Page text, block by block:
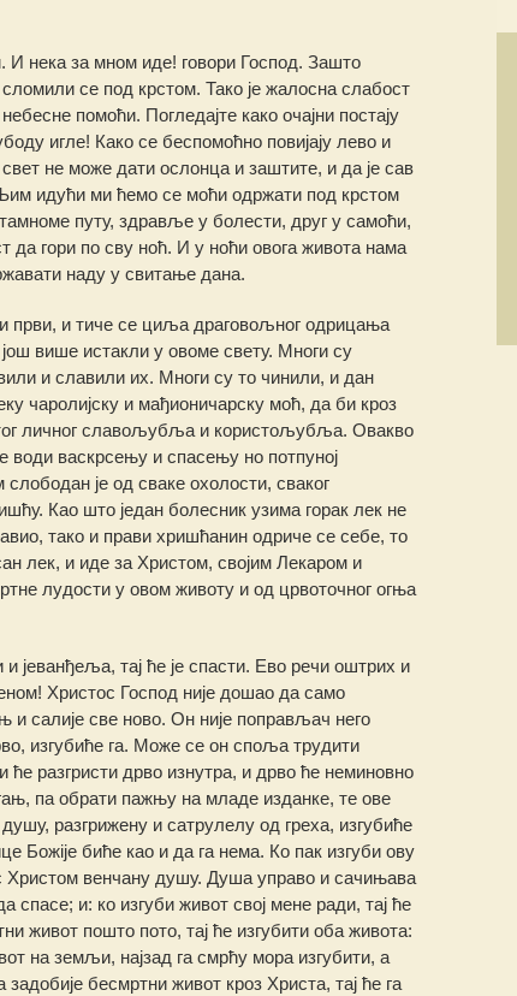
нека за мном иде! говори Господ. Зашто
се под крстом. Тако је жалосна слабост
помоћи. Погледајте како очајни постају
игле! Како се беспомоћно повијају лево и
не може дати ослонца и заштите, и да је сав
идући ми ћемо се моћи одржати под крстом
путу, здравље у болести, друг у самоћи,
да гори по сву ноћ. И у ноћи овога живота нама
наду у свитање дана.
и први, и тиче се циља драговољног одрицања
више истакли у овоме свету. Многи су
и славили их. Многи су то чинили, и дан
чаролијску и мађионичарску моћ, да би кроз
личног славољубља и користољубља. Овакво
васкрсењу и спасењу но потпуној
је од сваке охолости, сваког
Као што један болесник узима горак лек не
тако и прави хришћанин одриче се себе, то
лек, и иде за Христом, својим Лекаром и
лудости у овом животу и од црвоточног огња
јеванђеља, тај ће је спасти. Ево речи оштрих и
Христос Господ није дошао да само
и салије све ново. Он није поправљач него
изгубиће га. Може се он споља трудити
ће разгристи дрво изнутра, и дрво ће неминовно
па обрати пажњу на младе изданке, те ове
разгрижену и сатрулелу од греха, изгубиће
Божiје биће као и да га нема. Ко пак изгуби ову
Христом венчану душу. Душа управо и сачињава
и: ко изгуби живот свој мене ради, тај ће
живот пошто пото, тај ће изгубити оба живота:
на земљи, најзад га смрћу мора изгубити, а
бесмртни живот кроз Христа, тај ће га